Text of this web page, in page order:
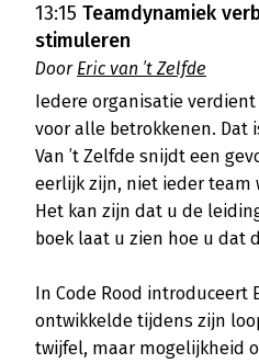
13:15 Teamdynamiek
stimuleren
Door Eric van ’t Zelfde
Iedere organisatie
voor alle betrokkenen. Dat
Van ’t Zelfde snijdt een
eerlijk zijn, niet ieder team
Het kan zijn dat u de
boek laat u zien hoe u dat
In Code Rood introduceert
ontwikkelde tijdens zijn
twijfel, maar mogelijkheid